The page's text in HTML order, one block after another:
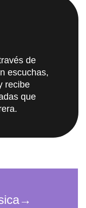
de
escuchas,
recibe
que